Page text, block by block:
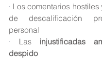
· Los comentarios hostiles
de descalificación
personal
· Las injustificadas
despido